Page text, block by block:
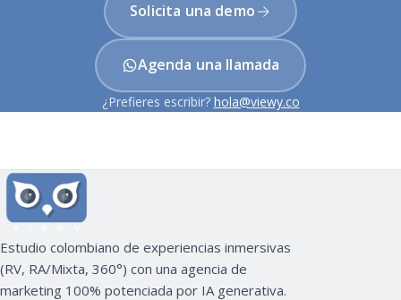
Solicita una demo
Agenda una llamada
¿Prefieres escribir? hola@viewy.co
Pie de página
Estudio colombiano de experiencias inmersivas
(RV, RA/Mixta, 360°) con una agencia de
marketing 100% potenciada por IA generativa.